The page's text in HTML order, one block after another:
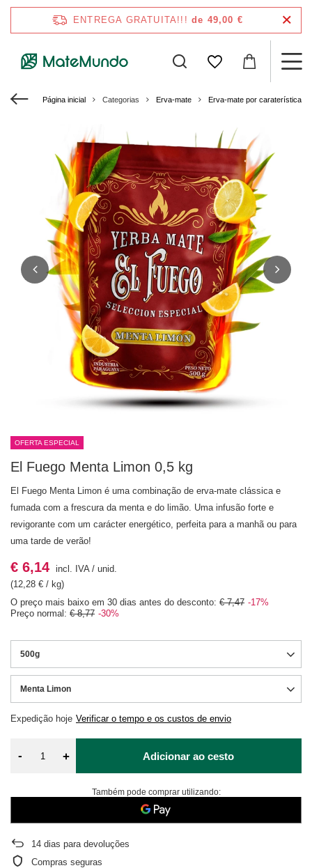
ENTREGA GRATUITA!!! de 49,00 €
Página inicial Categorias Erva-mate Erva-mate por caraterísticas
OFERTA ESPECIAL
El Fuego Menta Limon 0,5 kg
El Fuego Menta Limon é uma combinação de erva-mate clássica e
fumada com a frescura da menta e do limão. Uma infusão forte e
revigorante com um carácter energético, perfeita para a manhã ou para
uma tarde de verão!
500g
Menta Limon
Expedição hoje Verificar o tempo e os custos de envio
€ 6,14 incl. IVA/ unid.
(12,28 € / kg)
O preço mais baixo em 30 dias antes do desconto: € 7,47 -17%
Preço normal: € 8,77 -30%
- + Adicionar ao cesto
Também pode comprar utilizando:
14 dias para devoluções
Compras seguras